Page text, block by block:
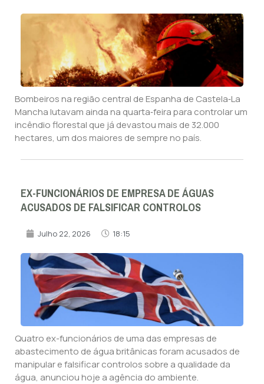
Bombeiros na região central de Espanha de Castela‑La
Mancha lutavam ainda na quarta‑feira para controlar um
incêndio florestal que já devastou mais de 32.000
hectares, um dos maiores de sempre no país.
EX-FUNCIONÁRIOS DE EMPRESA DE ÁGUAS
ACUSADOS DE FALSIFICAR CONTROLOS
Julho 22, 2026 18:15
Quatro ex-funcionários de uma das empresas de
abastecimento de água britânicas foram acusados de
manipular e falsificar controlos sobre a qualidade da
água, anunciou hoje a agência do ambiente.